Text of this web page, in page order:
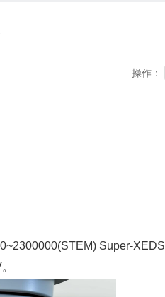
操作：
Super-XEDS